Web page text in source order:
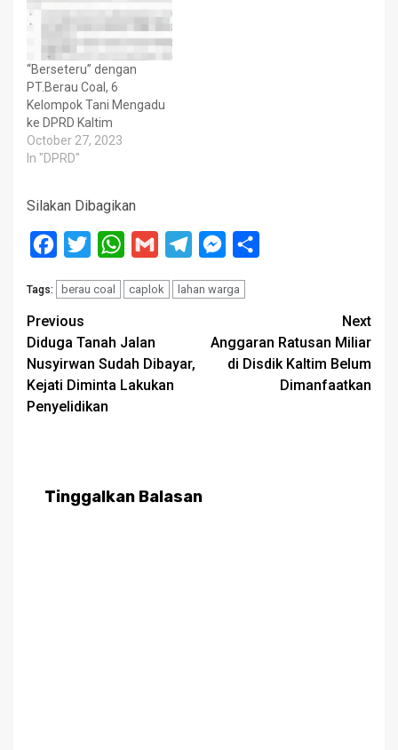
“Berseteru” dengan
PT.Berau Coal, 6
Kelompok Tani Mengadu
ke DPRD Kaltim
October 27, 2023
In "DPRD"
Silakan Dibagikan
Facebook
Twitter WhatsApp
Gmail TelegramMessenger
Tags: berau coal caplok lahan warga
Post
navigation
Previous
Diduga Tanah Jalan
Nusyirwan Sudah Dibayar,
Kejati Diminta Lakukan
Penyelidikan
Next
Anggaran Ratusan Miliar
di Disdik Kaltim Belum
Dimanfaatkan
Tinggalkan Balasan